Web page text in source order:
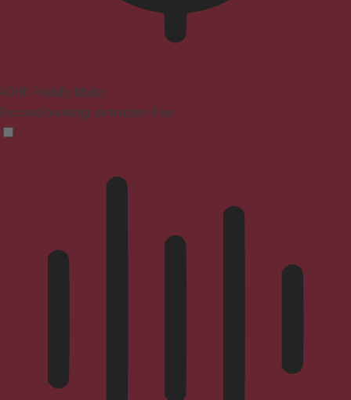
ADHD Friendly Mode
Focused browsing, distraction-free